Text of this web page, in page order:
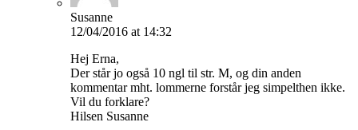
Susanne
12/04/2016 at 14:32
Hej Erna,
Der står jo også 10 ngl til str. M, og din anden
kommentar mht. lommerne forstår jeg simpelthen ikke.
Vil du forklare?
Hilsen Susanne